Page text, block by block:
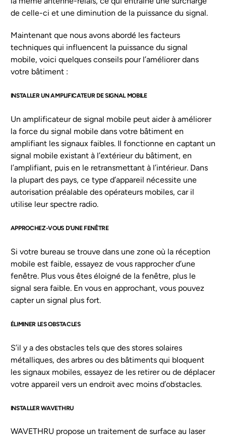
de celle-ci et une diminution de la puissance du signal.
Maintenant que nous avons abordé les facteurs
techniques qui influencent la puissance du signal
mobile, voici quelques conseils pour l’améliorer dans
votre bâtiment :
INSTALLER UN AMPLIFICATEUR DE SIGNAL MOBILE
Un amplificateur de signal mobile peut aider à améliorer
la force du signal mobile dans votre bâtiment en
amplifiant les signaux faibles. Il fonctionne en captant un
signal mobile existant à l’extérieur du bâtiment, en
l’amplifiant, puis en le retransmettant à l’intérieur. Dans
la plupart des pays, ce type d’appareil nécessite une
autorisation préalable des opérateurs mobiles, car il
utilise leur spectre radio.
APPROCHEZ-VOUS D’UNE FENÊTRE
Si votre bureau se trouve dans une zone où la réception
mobile est faible, essayez de vous rapprocher d’une
fenêtre. Plus vous êtes éloigné de la fenêtre, plus le
signal sera faible. En vous en approchant, vous pouvez
capter un signal plus fort.
ÉLIMINER LES OBSTACLES
S’il y a des obstacles tels que des stores solaires
métalliques, des arbres ou des bâtiments qui bloquent
les signaux mobiles, essayez de les retirer ou de déplacer
votre appareil vers un endroit avec moins d’obstacles.
INSTALLER WAVETHRU
WAVETHRU propose un traitement de surface au laser